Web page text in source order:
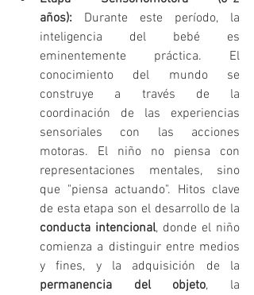
años): Durante este período, la
inteligencia del bebé es
eminentemente práctica. El
conocimiento del mundo se
construye a través de la
coordinación de las experiencias
sensoriales con las acciones
motoras. El niño no piensa con
representaciones mentales, sino
que "piensa actuando". Hitos clave
conducta intencional, donde el niño
comienza a distinguir entre medios
permanencia del objeto, la